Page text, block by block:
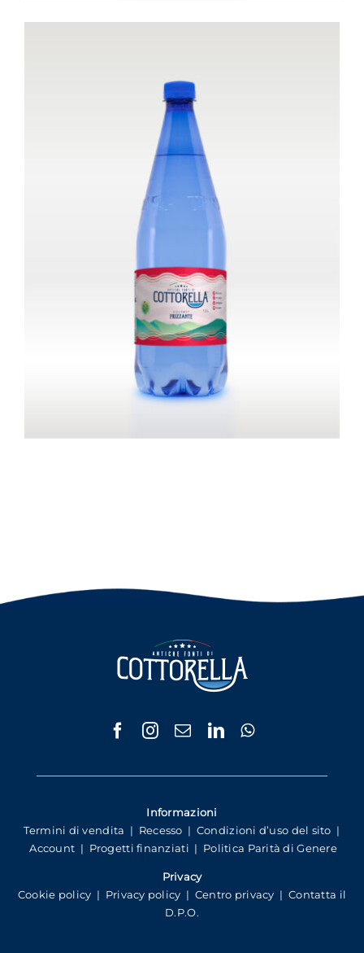
Informazioni
Termini di vendita | Recesso | Condizioni d’uso del sito |
Account | Progetti finanziati | Politica Parità di Genere
Privacy
Cookie policy | Privacy policy | Centro privacy |Contatta il
D.P.O.